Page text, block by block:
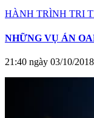
HÀNH TRÌNH TRI
NHỮNG VỤ ÁN
21:40 ngày 03/10/2018